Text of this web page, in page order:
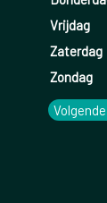
Vrijdag
Zaterdag
Zondag